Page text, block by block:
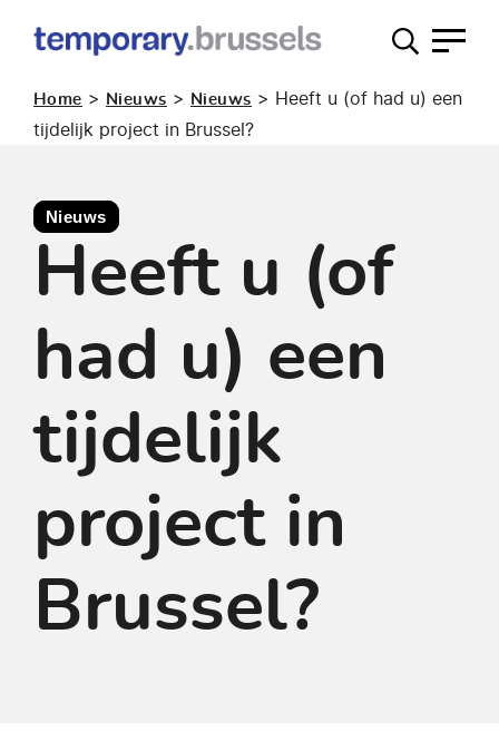
tijdelijk
Home > Nieuws > Nieuws > Heeft u (of had u) een
tijdelijk project in Brussel?
Nieuws
Heeft u (of
had u) een
tijdelijk
project in
Brussel?